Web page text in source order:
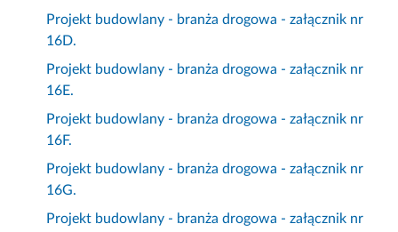
Projekt budowlany - branża drogowa - załącznik nr
16D.
Projekt budowlany - branża drogowa - załącznik nr
16E.
Projekt budowlany - branża drogowa - załącznik nr
16F.
Projekt budowlany - branża drogowa - załącznik nr
16G.
Projekt budowlany - branża drogowa - załącznik nr